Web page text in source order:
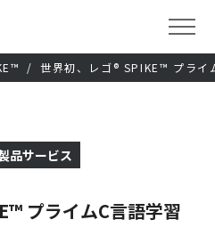
世界初、レゴ® SPIKE™ プライ
品サービス
プライムC言語学習